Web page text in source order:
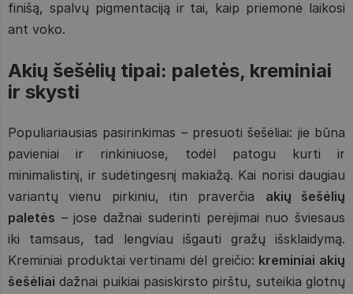
finišą, spalvų pigmentaciją ir tai, kaip priemonė laikosi
ant voko.
Akių šešėlių tipai: paletės, kreminiai
ir skysti
Populiariausias pasirinkimas – presuoti šešėliai: jie būna
pavieniai ir rinkiniuose, todėl patogu kurti ir
minimalistinį, ir sudėtingesnį makiažą. Kai norisi daugiau
variantų vienu pirkiniu, itin praverčia akių šešėlių
paletės – jose dažnai suderinti perėjimai nuo šviesaus
iki tamsaus, tad lengviau išgauti gražų išsklaidymą.
Kreminiai produktai vertinami dėl greičio: kreminiai akių
šešėliai dažnai puikiai pasiskirsto pirštu, suteikia glotnų